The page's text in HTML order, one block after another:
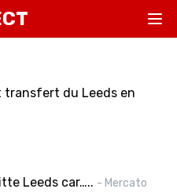
du Leeds en
Leeds car….. - Mercato